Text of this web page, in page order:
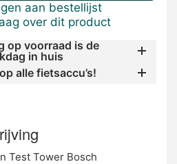
aan bestellijst
over dit product
op voorraad is de
in huis
alle fietsaccu’s!
Test Tower Bosch